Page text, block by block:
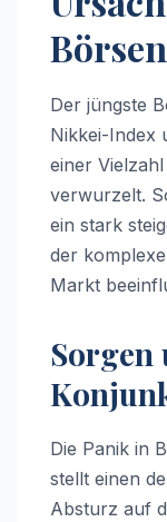
Der jüngste
Nikkei-Index
einer
verwurzelt.
ein stark
der
Markt
Sorgen
Die Panik in
stellt einen
Absturz auf